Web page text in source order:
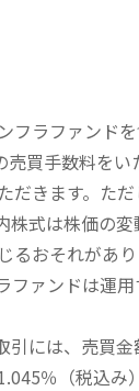
フラファンド
買手数料を
だきます。た
式は株価の
おそれがあ
ァンドは運
には、売買
％（税込